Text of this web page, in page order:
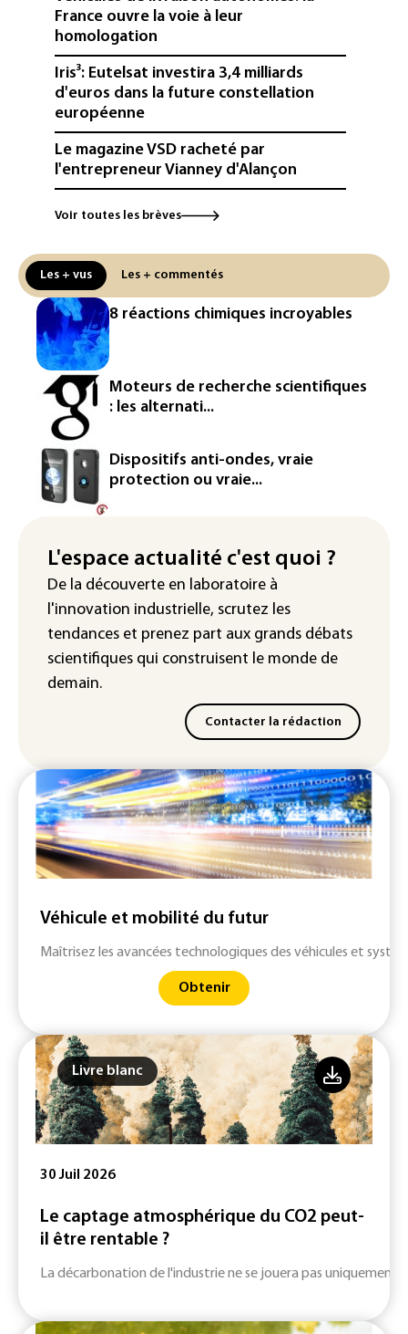
France ouvre la voie à leur
homologation
Iris³: Eutelsat investira 3,4 milliards
d'euros dans la future constellation
européenne
Le magazine VSD racheté par
l'entrepreneur Vianney d'Alançon
La production française de maïs
attendue au plus bas depuis 1980
La métropole de Rouen porte plainte
contre BASF pour pollution aux PFAS
"Retour en force" progressif de la
chaleur dans les prochains jours en
France
L'Arabie saoudite, le Pakistan et la
Turquie ont signé un accord de défense
Le Sri Lanka bloque près de 100
nouveaux sites de paris en ligne non
autorisés
trimestre 2026, avec la hausse des prix
du pétrole
Voir toutes les brèves
Les + vus Les + commentés
8 réactions chimiques incroyables
Moteurs de recherche scientifiques
: les alternati...
Dispositifs anti-ondes, vraie
protection ou vraie...
L'espace actualité c'est quoi ?
De la découverte en laboratoire à
l'innovation industrielle, scrutez les
tendances et prenez part aux grands débats
scientifiques qui construisent le monde de
demain.
Contacter la rédaction
Véhicule et mobilité du futur
Maîtrisez les avancées technologiques des véhicules et
Obtenir
Livre blanc
30 Juil 2026
Le captage atmosphérique du CO2 peut-
il être rentable ?
La décarbonation de l'industrie ne se jouera pas uniquement